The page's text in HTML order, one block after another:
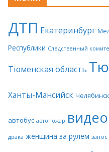
ДТП Екатеринбург
Республики Следственный
Тюменская область
Ханты-Мансийск Челябинск
автобус автопожар видео
драка женщина за рулем занос